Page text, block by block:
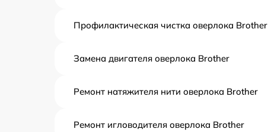
Профилактическая чистка оверлока Brother
Замена двигателя оверлока Brother
Ремонт натяжителя нити оверлока Brother
Ремонт игловодителя оверлока Brother